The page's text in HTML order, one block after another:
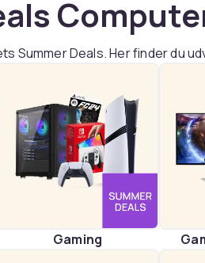
Summer Deals. Her finder du
Gaming